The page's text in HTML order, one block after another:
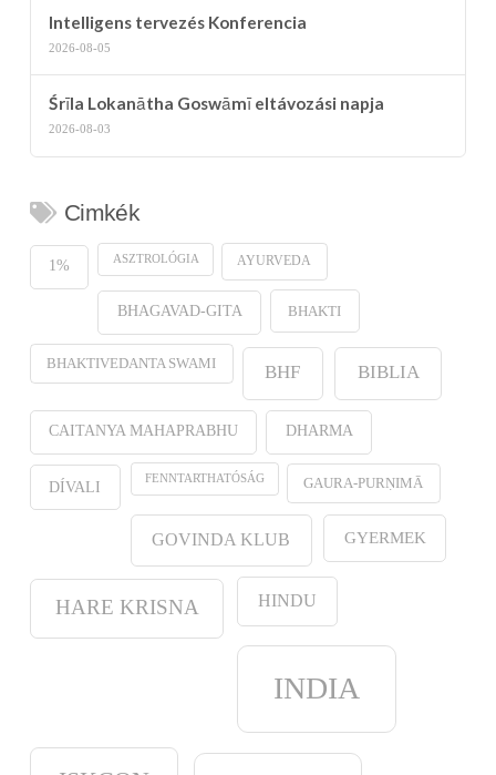
Intelligens tervezés Konferencia
2026-08-05
Śrīla Lokanātha Goswāmī eltávozási napja
2026-08-03
Cimkék
1% ASZTROLÓGIA AYURVEDA
BHAGAVAD-GITA BHAKTI
BHAKTIVEDANTA SWAMI BHF BIBLIA
CAITANYA MAHAPRABHU DHARMA
DÍVALI FENNTARTHATÓSÁG GAURA-PURṆIMĀ
GOVINDA KLUB GYERMEK
HARE KRISNA HINDU
INDIA